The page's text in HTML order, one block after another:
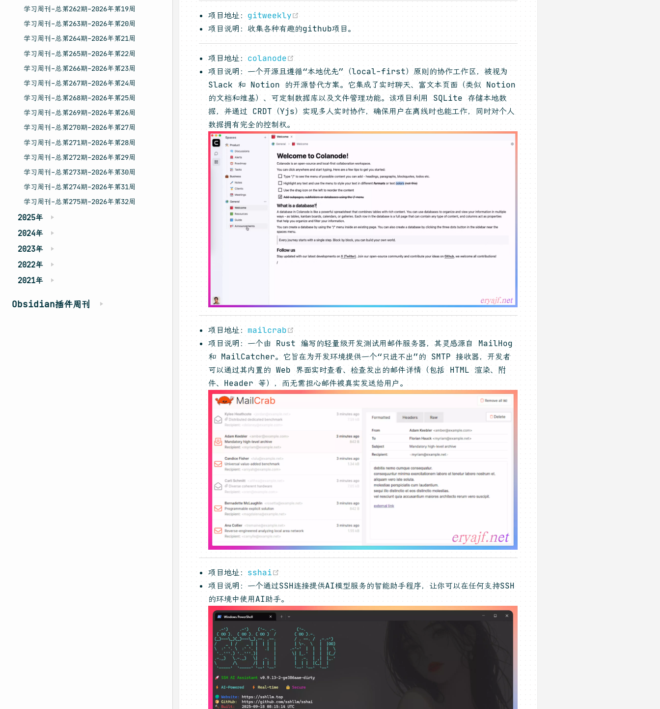
学习周刊-总第262期-2026年第19周
学习周刊-总第263期-2026年第20周
学习周刊-总第264期-2026年第21周
学习周刊-总第265期-2026年第22周
学习周刊-总第266期-2026年第23周
学习周刊-总第267期-2026年第24周
学习周刊-总第268期-2026年第25周
学习周刊-总第269期-2026年第26周
学习周刊-总第270期-2026年第27周
学习周刊-总第271期-2026年第28周
学习周刊-总第272期-2026年第29周
学习周刊-总第273期-2026年第30周
学习周刊-总第274期-2026年第31周
学习周刊-总第275期-2026年第32周
2025年
2024年
2023年
2022年
2021年
Obsidian插件周刊
项目地址： gitweekly
项目说明：收集各种有趣的github项目。
项目地址： colanode
项目说明：一个开源且遵循“本地优先”（local-first）原则的协作工作区，被视为
Slack 和 Notion 的开源替代方案。它集成了实时聊天、富文本页面（类似 Notion
的文档和维基）、可定制数据库以及文件管理功能。该项目利用 SQLite 存储本地数
据，并通过 CRDT（Yjs）实现多人实时协作，确保用户在离线时也能工作，同时对个人
数据拥有完全的控制权。
项目地址： mailcrab
项目说明：一个由 Rust 编写的轻量级开发测试用邮件服务器，其灵感源自 MailHog
和 MailCatcher。它旨在为开发环境提供一个“只进不出”的 SMTP 接收器，开发者
可以通过其内置的 Web 界面实时查看、检查发出的邮件详情（包括 HTML 渲染、附
件、Header 等），而无需担心邮件被真实发送给用户。
项目地址： sshai
项目说明：一个通过SSH连接提供AI模型服务的智能助手程序，让你可以在任何支持SSH
的环境中使用AI助手。